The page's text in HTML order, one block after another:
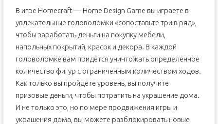
В игре Homecraft — Home Design Game вы играете в
увлекательные головоломки «сопоставьте три в ряд»,
чтобы заработать деньги на покупку мебели,
напольных покрытий, красок и декора. В каждой
головоломке вам придётся уничтожать определённое
количество фигур с ограниченным количеством ходов.
Как только вы пройдёте уровень, вы получите
призовые деньги, чтобы потратить на украшение дома.
И не только это, но по мере продвижения игры и
украшения дома, вы можете разблокировать новые